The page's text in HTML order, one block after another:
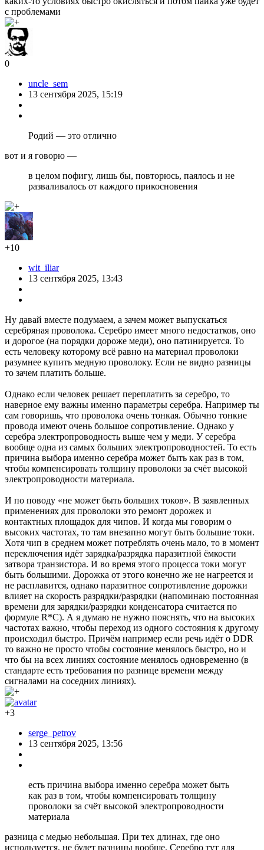
с проблемами
0
uncle_sem
13 сентября 2025, 15:19
Родий — это отлично
вот и я говорю —
в целом пофигу, лишь бы, повторюсь, паялось и не
разваливалось от каждого прикосновения
+10
wit_iliar
13 сентября 2025, 13:43
Ну давай вместе подумаем, а зачем может выпускаться
серебряная проволока. Серебро имеет много недостатков, оно
и дорогое (на порядки дороже меди), оно патинируется. То
есть человеку которому всё равно на материал проволоки
разумнее купить медную проволоку. Если не видно разницы
то зачем платить больше.
Однако если человек решает переплатить за серебро, то
наверное ему важны именно параметры серебра. Например ты
сам говоришь, что проволока очень тонкая. Обычно тонкие
провода имеют очень большое сопротивление. Однако у
серебра электропроводность выше чем у меди. У серебра
вообще одна из самых больших электропроводностей. То есть
причина выбора именно серебра может быть как раз в том,
чтобы компенсировать толщину проволоки за счёт высокой
электропроводности материала.
И по поводу «не может быть больших токов». В заявленных
применениях для проволоки это ремонт дорожек и
контактных площадок для чипов. И когда мы говорим о
высоких частотах, то там внезапно могут быть большие токи.
Хотя чип в среднем может потреблять очень мало, то в момент
переключения идёт зарядка/разрядка паразитной ёмкости
затвора транзистора. И во время этого процесса токи могут
быть большими. Дорожка от этого конечно же не нагреется и
не расплавится, однако паразитное сопротивление дорожки
влияет на скорость разрядки/разрядки (напоминаю постоянная
времени для зарядки/разрядки конденсатора считается по
формуле R*C). А я думаю не нужно пояснять, что на высоких
частотах важно, чтобы переход из одного состояния к другому
происходил быстро. Причём например если речь идёт о DDR
то важно не просто чтобы состояние менялось быстро, но и
что бы на всех линиях состояние менялось одновременно (в
стандарте есть требования по разнице времени между
сигналами на соседних линиях).
+3
serge_petrov
13 сентября 2025, 13:56
есть причина выбора именно серебра может быть
как раз в том, чтобы компенсировать толщину
проволоки за счёт высокой электропроводности
материала
разница с медью небольшая. При тех длинах, где оно
используется, не будет разницы вообще. Серебро тут для